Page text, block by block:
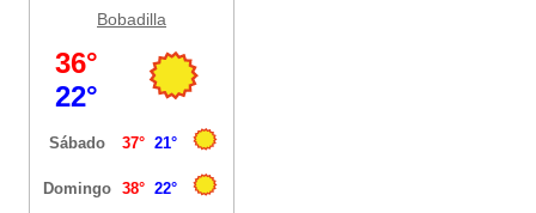
Bobadilla